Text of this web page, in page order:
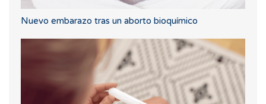
Nuevo embarazo tras un aborto bioquímico